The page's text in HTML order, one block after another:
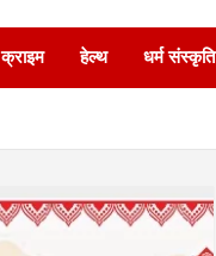
क्राइम हेल्थ धर्म संस्कृति